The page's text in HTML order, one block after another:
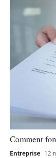
Comment
Entreprise 12